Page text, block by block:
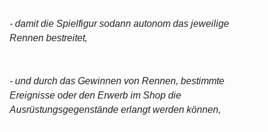
- damit die Spielfigur sodann autonom das jeweilige
Rennen bestreitet,
- und durch das Gewinnen von Rennen, bestimmte
Ereignisse oder den Erwerb im Shop die
Ausrüstungsgegenstände erlangt werden können,